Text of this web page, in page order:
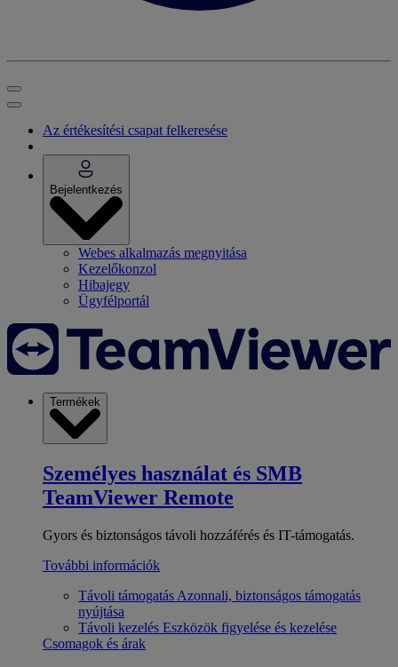
Az értékesítési csapat felkeresése
Bejelentkezés
Webes alkalmazás megnyitása
Kezelőkonzol
Hibajegy
Ügyfélportál
Termékek
Személyes használat és SMB
TeamViewer Remote
Gyors és biztonságos távoli hozzáférés és IT-támogatás.
További információk
Távoli támogatás Azonnali, biztonságos támogatás
nyújtása
Távoli kezelés Eszközök figyelése és kezelése
Csomagok és árak